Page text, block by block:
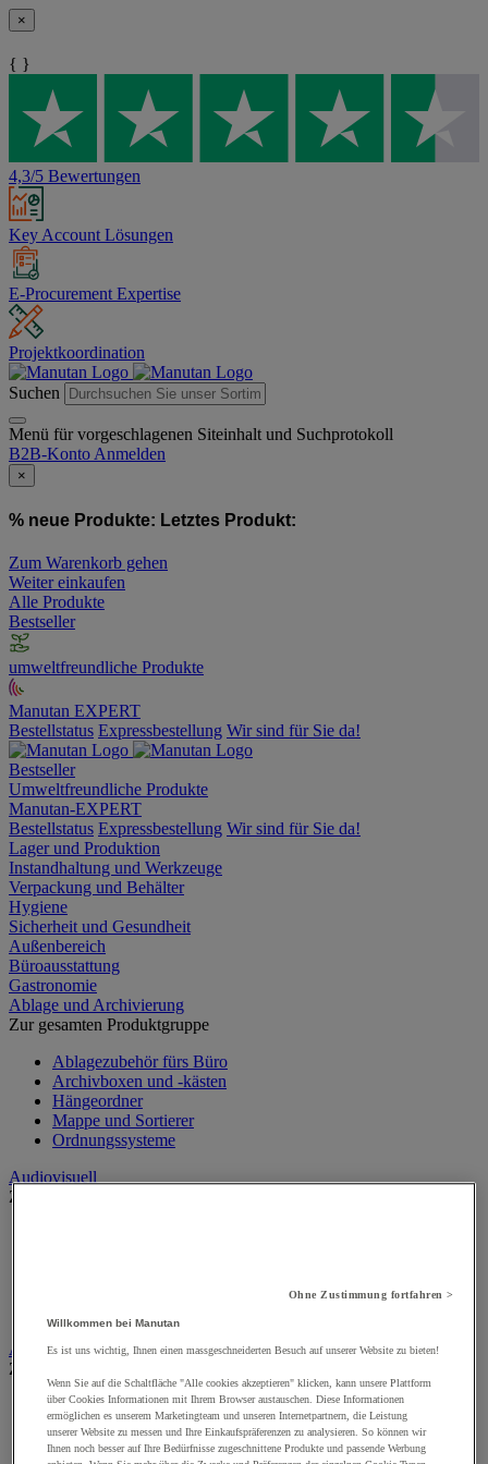
×
{ }
4,3/5 Bewertungen
Key Account Lösungen
E-Procurement Expertise
Projektkoordination
Suchen
Menü für vorgeschlagenen Siteinhalt und Suchprotokoll
B2B-Konto Anmelden
×
% neue Produkte: Letztes Produkt:
Zum Warenkorb gehen
Weiter einkaufen
Alle Produkte
Bestseller
umweltfreundliche Produkte
Manutan EXPERT
Bestellstatus Expressbestellung Wir sind für Sie da!
Bestseller
Umweltfreundliche Produkte
Manutan-EXPERT
Bestellstatus Expressbestellung Wir sind für Sie da!
Lager und Produktion
Instandhaltung und Werkzeuge
Verpackung und Behälter
Hygiene
Sicherheit und Gesundheit
Außenbereich
Büroausstattung
Gastronomie
Ablage und Archivierung
Zur gesamten Produktgruppe
Ablagezubehör fürs Büro
Archivboxen und -kästen
Hängeordner
Mappe und Sortierer
Ordnungssysteme
Audiovisuell
Zur gesamten Produktgruppe
Professionelle Ton- und Aufnahmegeräte
Aufsteller
Zur gesamten Produktgruppe
Aufsteller auf Füßen
Mobiler Aufsteller
Tischaufsteller
Ohne Zustimmung fortfahren >
Willkommen bei Manutan
Es ist uns wichtig, Ihnen einen massgeschneiderten Besuch auf unserer Website zu bieten!
Wenn Sie auf die Schaltfläche "Alle cookies akzeptieren" klicken, kann unsere Plattform
über Cookies Informationen mit Ihrem Browser austauschen. Diese Informationen
ermöglichen es unserem Marketingteam und unseren Internetpartnern, die Leistung
unserer Website zu messen und Ihre Einkaufspräferenzen zu analysieren. So können wir
Ihnen noch besser auf Ihre Bedürfnisse zugeschnittene Produkte und passende Werbung